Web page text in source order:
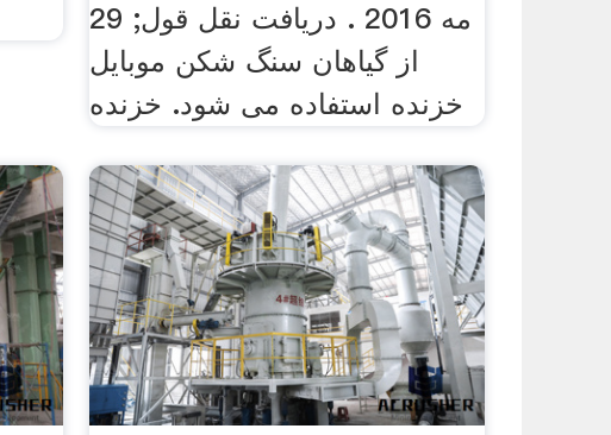
29 مه 2016 . دریافت نقل قول;
از گیاهان سنگ شکن موبایل
خزنده استفاده می شود. خزنده